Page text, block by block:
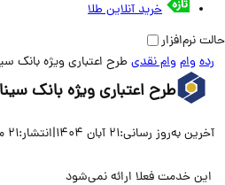
خرید آنلاین طلا
وام وام نقدیطرح اعتباری ویژه بانک سینا
طرح اعتباری ویژه بانک سینا
به‌روز رسانی:21 آبان 1404 |انتشار:21 مهر 1404
خدمت فعلا ارائه نمی‌شود